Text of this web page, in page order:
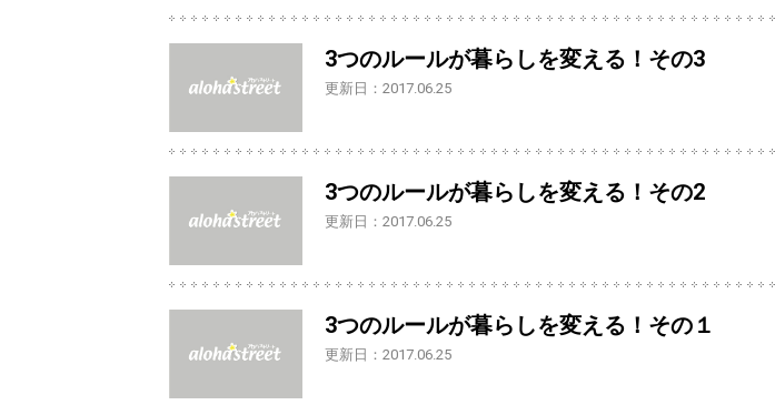
3つのルールが暮らしを変える！その3
更新日：2017.06.25
3つのルールが暮らしを変える！その2
更新日：2017.06.25
3つのルールが暮らしを変える！その１
更新日：2017.06.25